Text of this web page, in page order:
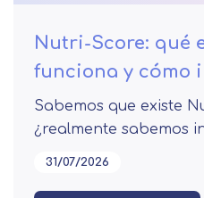
Nutri-Score: qué
funciona y cómo
Sabemos que existe
¿realmente sabemos
31/07/2026